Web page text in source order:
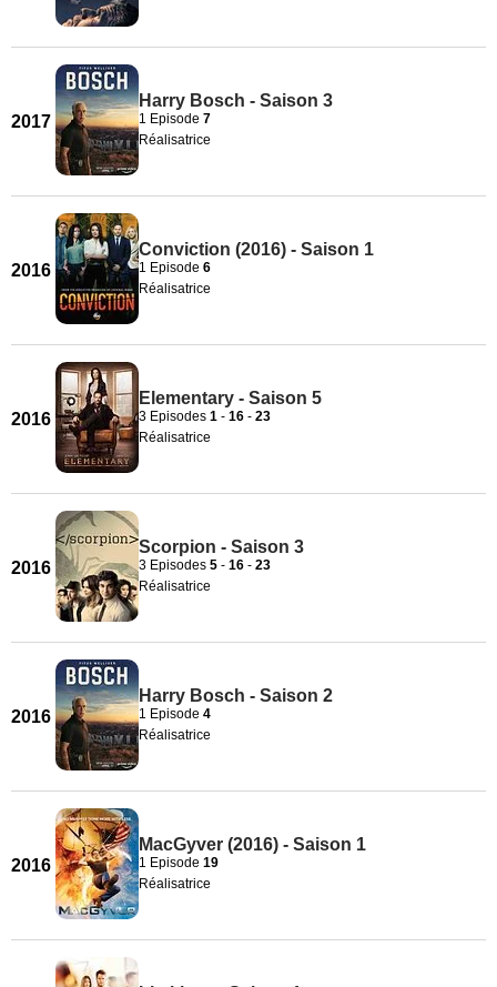
2017
Harry Bosch - Saison 3
1 Episode 7
Réalisatrice
2016
Conviction (2016) - Saison 1
1 Episode 6
Réalisatrice
2016
Elementary - Saison 5
3 Episodes 1 - 16 - 23
Réalisatrice
2016
Scorpion - Saison 3
3 Episodes 5 - 16 - 23
Réalisatrice
2016
Harry Bosch - Saison 2
1 Episode 4
Réalisatrice
2016
MacGyver (2016) - Saison 1
1 Episode 19
Réalisatrice